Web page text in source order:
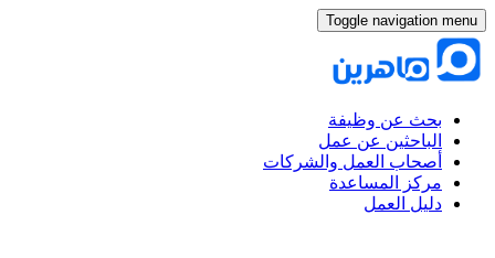
Toggle navigation menu
بحث عن وظيفة
الباحثين عن عمل
أصحاب العمل والشركات
مركز المساعدة
دليل العمل